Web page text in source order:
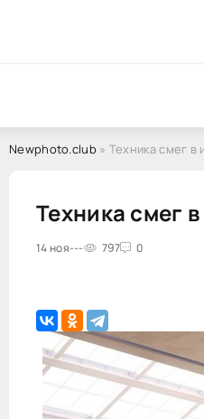
Newphoto.club» Техника смег в
Техника смег
14 ноя--- 797 0